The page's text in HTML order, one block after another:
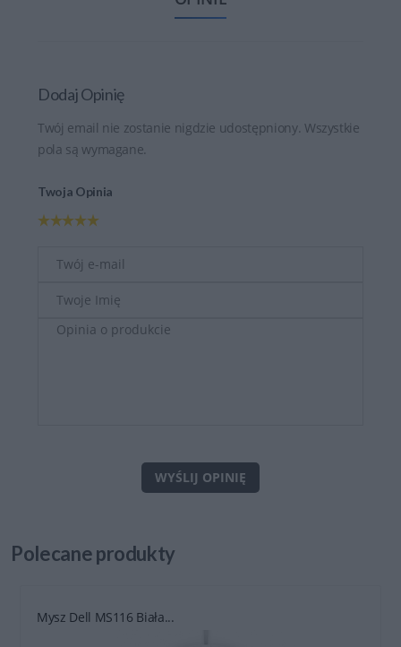
Dodaj Opinię
Twój email nie zostanie nigdzie udostępniony. Wszystkie
pola są wymagane.
Twoja Opinia
WYŚLIJ OPINIĘ
Polecaneprodukty
Mysz Dell MS116 Biała...